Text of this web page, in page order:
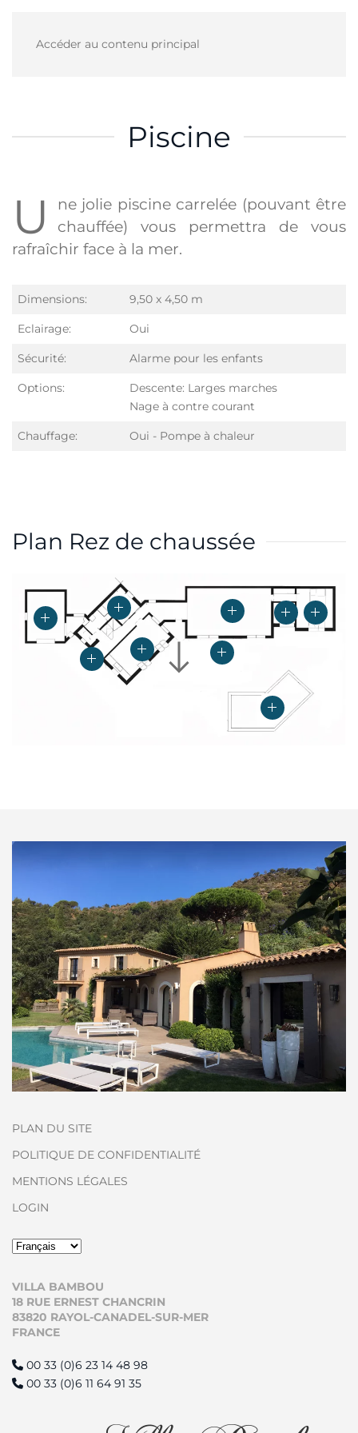
Accéder au contenu principal
Piscine
U
ne jolie piscine carrelée (pouvant être
chauffée) vous permettra de vous
rafraîchir face à la mer.
Dimensions: 9,50 x 4,50 m
Eclairage: Oui
Sécurité: Alarme pour les enfants
Options:
Descente: Larges marches
Nage à contre courant
Chauffage: Oui - Pompe à chaleur
Plan Rez de chaussée
PLAN DU SITE
POLITIQUE DE CONFIDENTIALITÉ
MENTIONS LÉGALES
LOGIN
VILLA BAMBOU
18 RUE ERNEST CHANCRIN
83820 RAYOL-CANADEL-SUR-MER
FRANCE
00 33 (0)6 23 14 48 98
00 33 (0)6 11 64 91 35